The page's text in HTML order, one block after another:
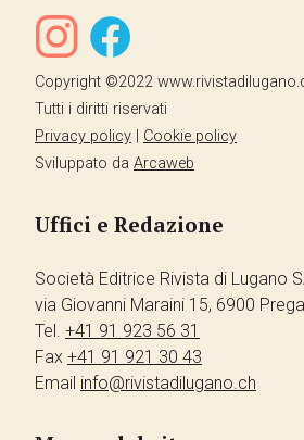
Copyright ©2022
Tutti i diritti riservati
Privacy policy
Cookie policy
Sviluppato da Arcaweb
Uffici e Redazione
Società Editrice Rivista di Lugano
via Giovanni Maraini 15, 6900
Tel. +41 91 923 56 31
Fax +41 91 921 30 43
Email info@rivistadilugano.ch